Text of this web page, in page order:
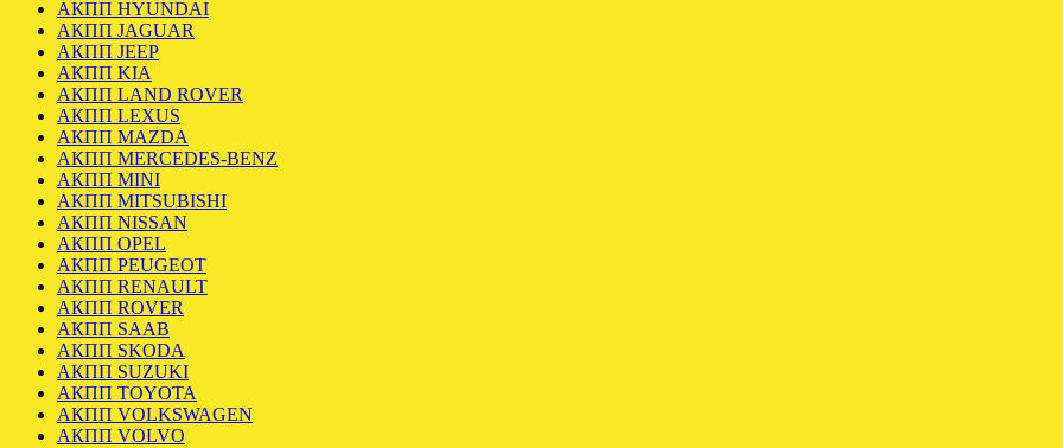
АКПП HYUNDAI
АКПП JAGUAR
АКПП JEEP
АКПП KIA
АКПП LAND ROVER
АКПП LEXUS
АКПП MAZDA
АКПП MERCEDES-BENZ
АКПП MINI
АКПП MITSUBISHI
АКПП NISSAN
АКПП OPEL
АКПП PEUGEOT
АКПП RENAULT
АКПП ROVER
АКПП SAAB
АКПП SKODA
АКПП SUZUKI
АКПП TOYOTA
АКПП VOLKSWAGEN
АКПП VOLVO